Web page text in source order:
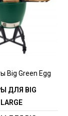
Big Green Egg
ДЛЯ BIG